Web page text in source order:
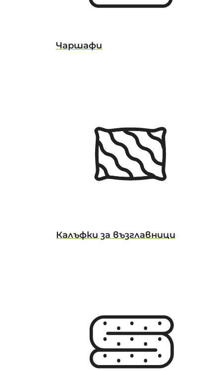
Чаршафи
Калъфки за възглавници